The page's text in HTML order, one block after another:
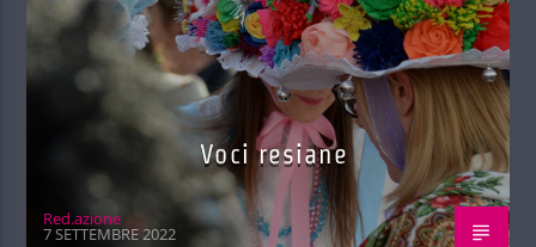
Voci resiane
Red.azione
7 SETTEMBRE 2022